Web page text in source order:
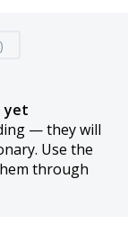
yet
— they will
Use the
through